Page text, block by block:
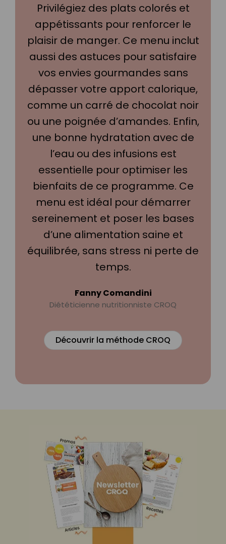
Privilégiez des plats colorés et
appétissants pour renforcer le
plaisir de manger. Ce menu inclut
aussi des astuces pour satisfaire
vos envies gourmandes sans
dépasser votre apport calorique,
comme un carré de chocolat noir
ou une poignée d’amandes. Enfin,
une bonne hydratation avec de
l’eau ou des infusions est
essentielle pour optimiser les
bienfaits de ce programme. Ce
menu est idéal pour démarrer
sereinement et poser les bases
d’une alimentation saine et
équilibrée, sans stress ni perte de
temps.
Fanny Comandini
Diététicienne nutritionniste CROQ
Découvrir la méthode CROQ